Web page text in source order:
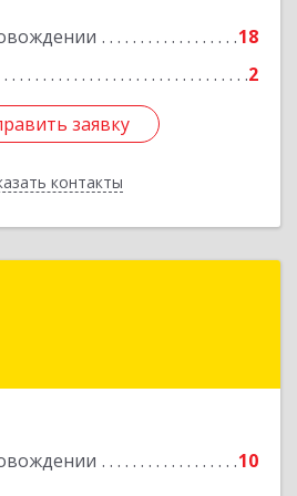
18
2
заявку
контакты
Подробнее
заявку
Назад
10
обл, Выборгский р-н,